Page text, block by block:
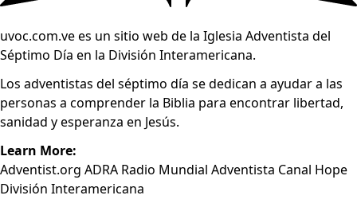
uvoc.com.ve es un sitio web de la Iglesia Adventista del
Séptimo Día en la División Interamericana.
Los adventistas del séptimo día se dedican a ayudar a las
personas a comprender la Biblia para encontrar libertad,
sanidad y esperanza en Jesús.
Learn More:
Adventist.org ADRA Radio Mundial Adventista Canal Hope
División Interamericana